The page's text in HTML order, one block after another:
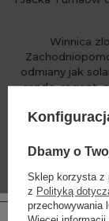
Winnica
odmiany jak
rondo, regent,
(czyli wino z
Dbamy o
Sklep korzysta z
z Polityką
przechowywania